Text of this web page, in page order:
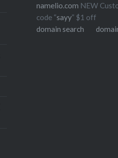
namelio.com NEW
code “sayy” $1 off
domain search